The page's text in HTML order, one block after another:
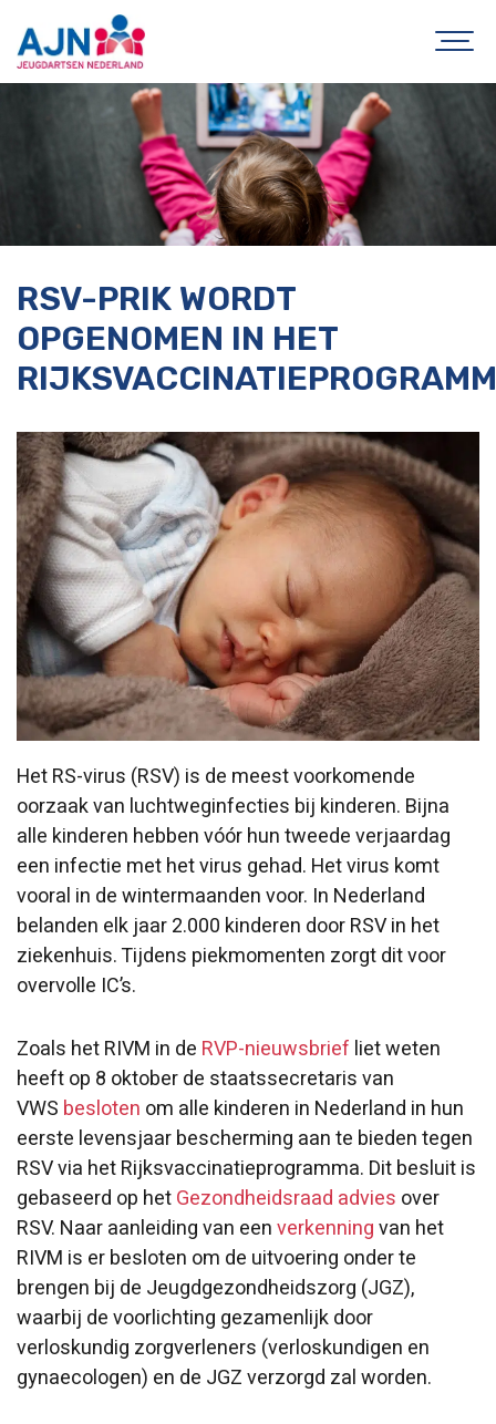
RSV-PRIK WORDT
OPGENOMEN IN HET
Het RS-virus (RSV) is de meest voorkomende
oorzaak van luchtweginfecties bij kinderen. Bijna
alle kinderen hebben vóór hun tweede verjaardag
een infectie met het virus gehad. Het virus komt
vooral in de wintermaanden voor. In Nederland
belanden elk jaar 2.000 kinderen door RSV in het
ziekenhuis. Tijdens piekmomenten zorgt dit voor
overvolle IC’s.
Zoals het RIVM in de RVP-nieuwsbrief liet weten
heeft op 8 oktober de staatssecretaris van
VWS besloten om alle kinderen in Nederland in hun
eerste levensjaar bescherming aan te bieden tegen
RSV via het Rijksvaccinatieprogramma. Dit besluit is
gebaseerd op hetGezondheidsraad advies over
RSV. Naar aanleiding van eenverkenningvan het
RIVM is er besloten om de uitvoering onder te
brengen bij de Jeugdgezondheidszorg (JGZ),
waarbij de voorlichting gezamenlijk door
verloskundig zorgverleners (verloskundigen en
gynaecologen) en de JGZ verzorgd zal worden.